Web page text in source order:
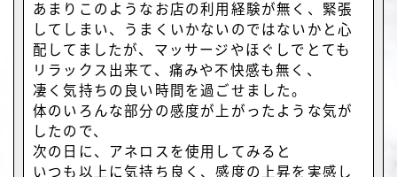
あまりこのようなお店の利用経験が無く、緊張
してしまい、うまくいかないのではないかと心
配してましたが、マッサージやほぐしでとても
リラックス出来て、痛みや不快感も無く、
凄く気持ちの良い時間を過ごせました。
体のいろんな部分の感度が上がったような気が
したので、
次の日に、アネロスを使用してみると
いつも以上に気持ち良く、感度の上昇を実感し